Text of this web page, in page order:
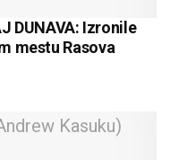
DUNAVA: Izronile
mestu Rasova